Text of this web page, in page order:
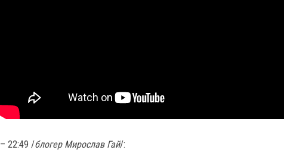
– 22:49 /блогер Мирослав Гай/: